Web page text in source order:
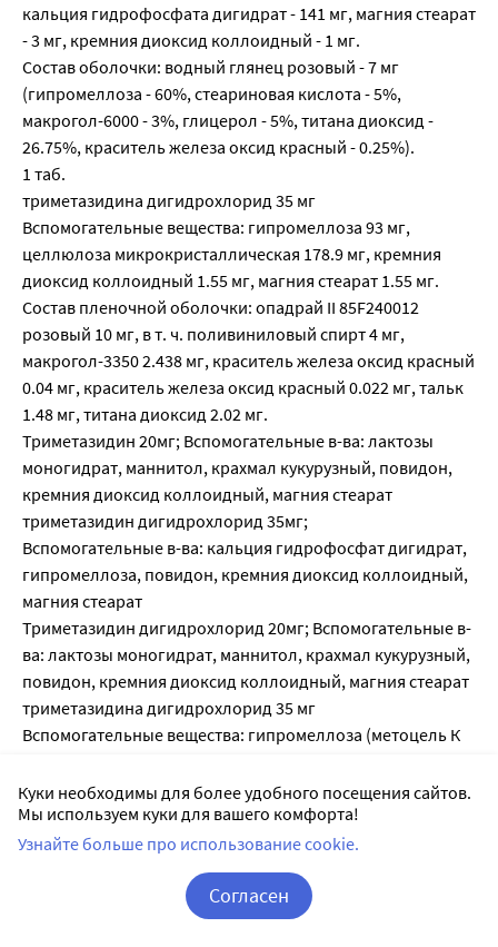
кальция гидрофосфата дигидрат - 141 мг, магния стеарат
- 3 мг, кремния диоксид коллоидный - 1 мг.
Состав оболочки: водный глянец розовый - 7 мг
(гипромеллоза - 60%, стеариновая кислота - 5%,
макрогол-6000 - 3%, глицерол - 5%, титана диоксид -
26.75%, краситель железа оксид красный - 0.25%).
1 таб.
триметазидина дигидрохлорид 35 мг
Вспомогательные вещества: гипромеллоза 93 мг,
целлюлоза микрокристаллическая 178.9 мг, кремния
диоксид коллоидный 1.55 мг, магния стеарат 1.55 мг.
Состав пленочной оболочки: опадрай II 85F240012
розовый 10 мг, в т. ч. поливиниловый спирт 4 мг,
макрогол-3350 2.438 мг, краситель железа оксид красный
0.04 мг, краситель железа оксид красный 0.022 мг, тальк
1.48 мг, титана диоксид 2.02 мг.
Триметазидин 20мг; Вспомогательные в-ва: лактозы
моногидрат, маннитол, крахмал кукурузный, повидон,
кремния диоксид коллоидный, магния стеарат
триметазидин дигидрохлорид 35мг;
Вспомогательные в-ва: кальция гидрофосфат дигидрат,
гипромеллоза, повидон, кремния диоксид коллоидный,
магния стеарат
Триметазидин дигидрохлорид 20мг; Вспомогательные в-
ва: лактозы моногидрат, маннитол, крахмал кукурузный,
повидон, кремния диоксид коллоидный, магния стеарат
триметазидина дигидрохлорид 35 мг
Вспомогательные вещества: гипромеллоза (метоцель К
кремния диоксид коллоидный (аэросил), магния стеарат.
Состав пленочной оболочки:
гидроксипропилметилцеллюлоза (гипромеллоза),
тальк, титана диоксид, макрогол (полиэтиленоксид
4000), краситель азорубин (кислотный красный 2С для
фармацевтических целей).
Куки необходимы для более удобного посещения сайтов.
Мы используем куки для вашего комфорта!
Узнайте больше про использование cookie.
Согласен